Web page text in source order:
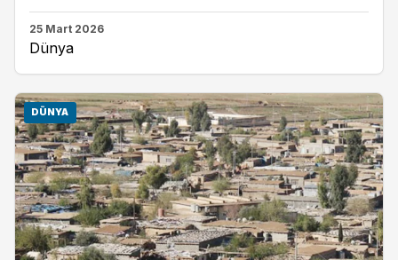
25 Mart 2026
Dünya
DÜNYA